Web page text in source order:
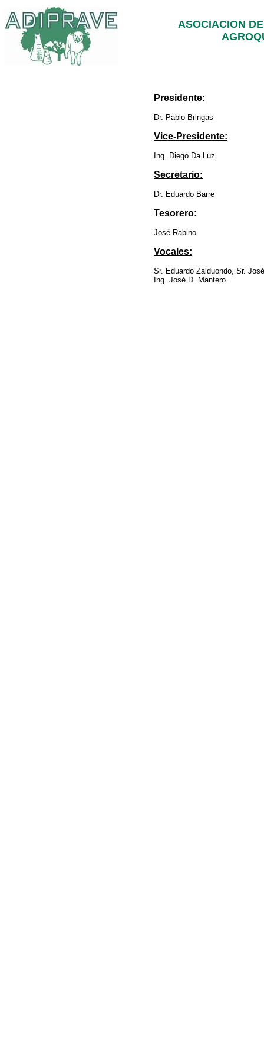
ASOCIACION
Presidente:
Dr. Pablo Bringas
Vice-Presidente:
Ing. Diego Da Luz
Secretario:
Dr. Eduardo Barre
Tesorero:
José Rabino
Vocales:
Sr. Eduardo Zalduondo, Sr.
Ing. José D. Mantero.